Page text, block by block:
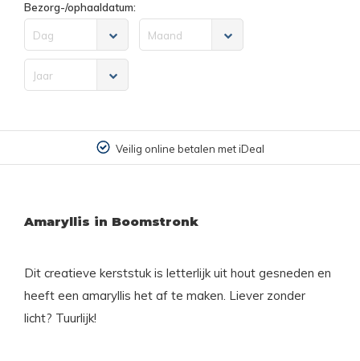
Bezorg-/ophaaldatum:
Dag Maand
Jaar
Veilig online betalen met iDeal
Amaryllis in Boomstronk
Dit creatieve kerststuk is letterlijk uit hout gesneden en
heeft een amaryllis het af te maken. Liever zonder
licht? Tuurlijk!